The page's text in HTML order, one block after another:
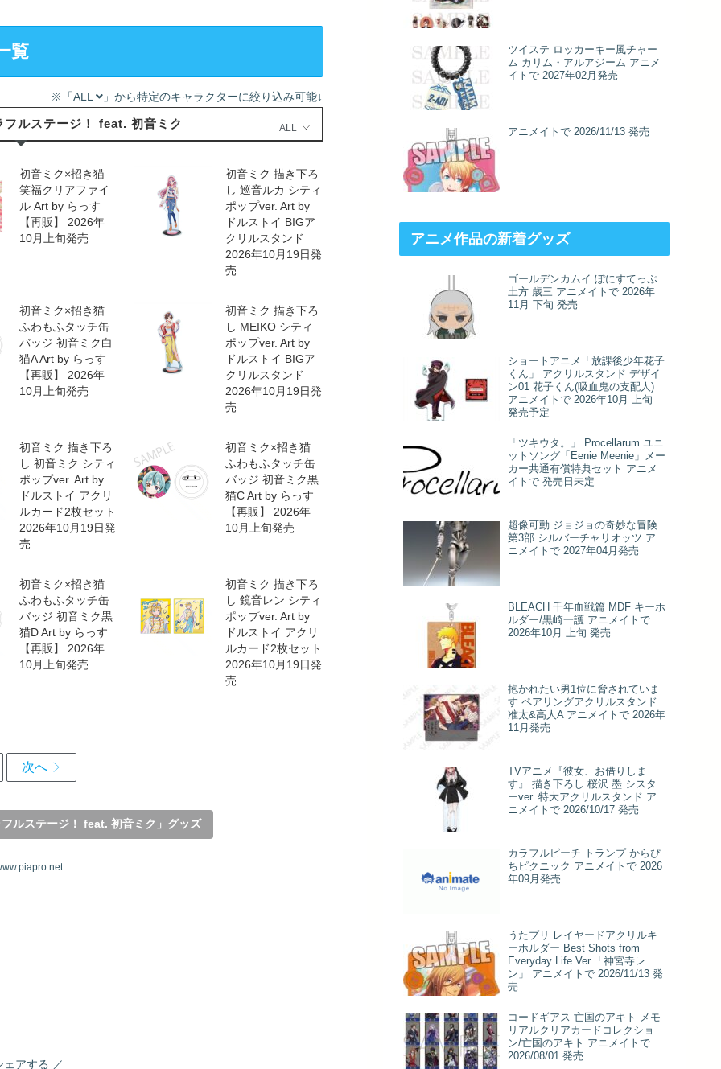
覧
※「ALL 」から特定のキャラクターに絞り込み可能↓
ルステージ！ feat. 初音ミク ALL
初音ミク×招き猫
笑福クリアファイ
ル Art by らっす
【再販】 2026年
10月上旬発売
初音ミク 描き下ろ
し 巡音ルカ シティ
ポップver. Art by
ドルストイ BIGア
クリルスタンド
2026年10月19日発
売
初音ミク×招き猫
ふわもふタッチ缶
バッジ 初音ミク白
猫A Art by らっす
【再販】 2026年
10月上旬発売
初音ミク 描き下ろ
し MEIKO シティ
ポップver. Art by
ドルストイ BIGア
クリルスタンド
2026年10月19日発
売
初音ミク 描き下ろ
し 初音ミク シティ
ポップver. Art by
ドルストイ アクリ
ルカード2枚セット
2026年10月19日発
売
初音ミク×招き猫
ふわもふタッチ缶
バッジ 初音ミク黒
猫C Art by らっす
【再販】 2026年
10月上旬発売
初音ミク×招き猫
ふわもふタッチ缶
バッジ 初音ミク黒
猫D Art by らっす
【再販】 2026年
10月上旬発売
初音ミク 描き下ろ
し 鏡音レン シティ
ポップver. Art by
ドルストイ アクリ
ルカード2枚セット
2026年10月19日発
売
ルステージ！ feat. 初音ミク」グッズ
ェアする
ツイステ ロッカーキー風チャー
ム カリム・アルアジーム アニメ
イトで 2027年02月発売
アニメイトで 2026/11/13 発売
アニメ作品の新着グッズ
ゴールデンカムイ ぽにすてっぷ
土方 歳三 アニメイトで 2026年
11月 下旬 発売
ショートアニメ「放課後少年花子
くん」 アクリルスタンド デザイ
ン01 花子くん(吸血鬼の支配人)
アニメイトで 2026年10月 上旬
発売予定
「ツキウタ。」 Procellarum ユニ
ットソング「Eenie Meenie」メー
カー共通有償特典セット アニメ
イトで 発売日未定
超像可動 ジョジョの奇妙な冒険
第3部 シルバーチャリオッツ ア
ニメイトで 2027年04月発売
BLEACH 千年血戦篇 MDF キーホ
ルダー/黒崎一護 アニメイトで
2026年10月 上旬 発売
抱かれたい男1位に脅されていま
す ペアリングアクリルスタンド
准太&高人A アニメイトで 2026年
11月発売
TVアニメ『彼女、お借りしま
す』 描き下ろし 桜沢 墨 シスタ
ーver. 特大アクリルスタンド ア
ニメイトで 2026/10/17 発売
カラフルピーチ トランプ からぴ
ちピクニック アニメイトで 2026
年09月発売
うたプリ レイヤードアクリルキ
ーホルダー Best Shots from
Everyday Life Ver.「神宮寺レ
ン」 アニメイトで 2026/11/13 発
売
コードギアス 亡国のアキト メモ
リアルクリアカードコレクショ
ン/亡国のアキト アニメイトで
2026/08/01 発売